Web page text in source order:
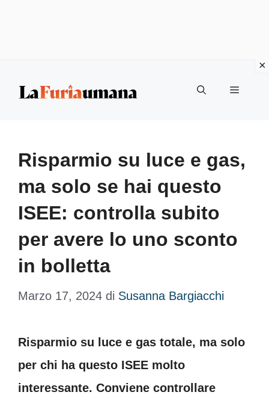
Menu
Risparmio su luce e gas,
ma solo se hai questo
ISEE: controlla subito
per avere lo uno sconto
in bolletta
Marzo 17, 2024 di Susanna Bargiacchi
Risparmio su luce e gas totale, ma solo
per chi ha questo ISEE molto
interessante. Conviene controllare